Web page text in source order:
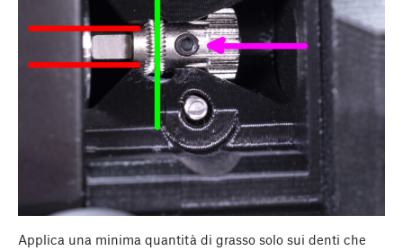
Applica una minima quantità di grasso solo sui denti che